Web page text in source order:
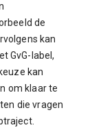
de
kan
GvG-label,
kan
om klaar te
die vragen